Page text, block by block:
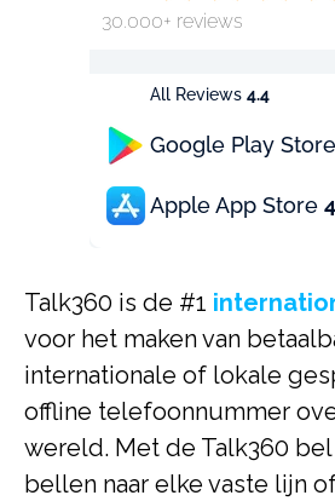
All Reviews 4.4
Google Play Store
Apple App Store
30.000+ reviews
Talk360 is de #1
voor het maken van
internationale of lokale
offline telefoonnummer
wereld. Met de Talk360
bellen naar elke vaste lijn